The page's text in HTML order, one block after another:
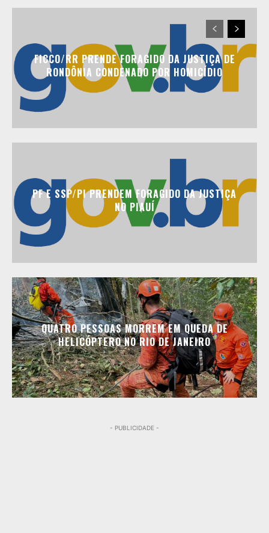
FICCO/RR PRENDE FORAGIDO DA JUSTIÇA DE
RONDÔNIA CONDENADO POR HOMICÍDIO
PF E SSP/PI PRENDEM FORAGIDO DA JUSTIÇA
NO PIAUÍ
QUATRO PESSOAS MORREM EM QUEDA DE
HELICÓPTERO NO RIO DE JANEIRO
- PUBLICIDADE -